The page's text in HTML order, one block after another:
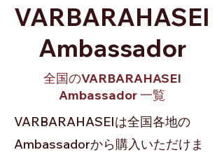
VARBARAHASEI
Ambassador
全国のVARBARAHASEI
Ambassador 一覧
VARBARAHASEIは全国各地の
Ambassadorから購入いただけま